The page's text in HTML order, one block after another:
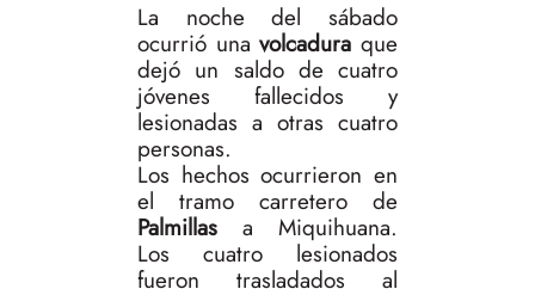
La noche del sábado
ocurrió unavolcadura que
dejó un saldo de cuatro
jóvenes fallecidos y
lesionadas a otras cuatro
personas.
Los hechos ocurrieron en
el tramo carretero de
Palmillas a Miquihuana.
Los cuatro lesionados
fueron trasladados al